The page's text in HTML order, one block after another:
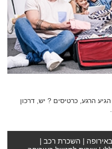
רשימת ציוד לחו"ל - What to Pack הגיע הרגע, כרטיסים ? יש, דרכון
| השכרת רכב |